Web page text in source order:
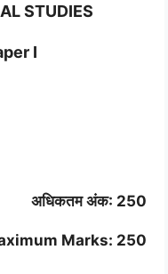
STUDIES
I
अधिकतम अंक: 250
Marks: 250